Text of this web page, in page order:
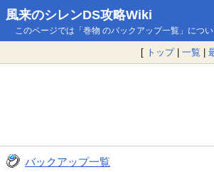
風来のシレンDS攻略Wiki
このページでは「巻物 のバックアップ一覧」につい
[ トップ| 一覧 |
バックアップ一覧